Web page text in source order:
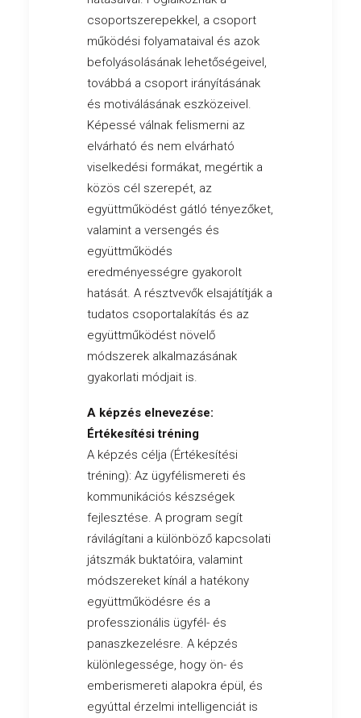
csoportszerepekkel, a csoport
működési folyamataival és azok
befolyásolásának lehetőségeivel,
továbbá a csoport irányításának
és motiválásának eszközeivel.
Képessé válnak felismerni az
elvárható és nem elvárható
viselkedési formákat, megértik a
közös cél szerepét, az
együttműködést gátló tényezőket,
valamint a versengés és
együttműködés
eredményességre gyakorolt
hatását. A résztvevők elsajátítják a
tudatos csoportalakítás és az
együttműködést növelő
módszerek alkalmazásának
gyakorlati módjait is.
A képzés elnevezése:
Értékesítési tréning
A képzés célja (Értékesítési
tréning): Az ügyfélismereti és
kommunikációs készségek
fejlesztése. A program segít
rávilágítani a különböző kapcsolati
játszmák buktatóira, valamint
módszereket kínál a hatékony
együttműködésre és a
professzionális ügyfél- és
panaszkezelésre. A képzés
különlegessége, hogy ön- és
emberismereti alapokra épül, és
egyúttal érzelmi intelligenciát is